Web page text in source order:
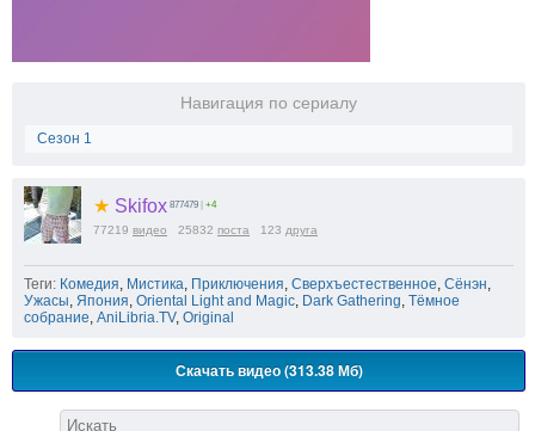
Навигация по сериалу
Сезон 1
★ Skifox 877479 +4
77219 видео 25832 поста 123 друга
Теги: Комедия, Мистика, Приключения, Сверхъестественное, Сёнэн,
Ужасы, Япония, Oriental Light and Magic, Dark Gathering, Тёмное
собрание, AniLibria.TV, Original
Скачать видео (313.38 Мб)